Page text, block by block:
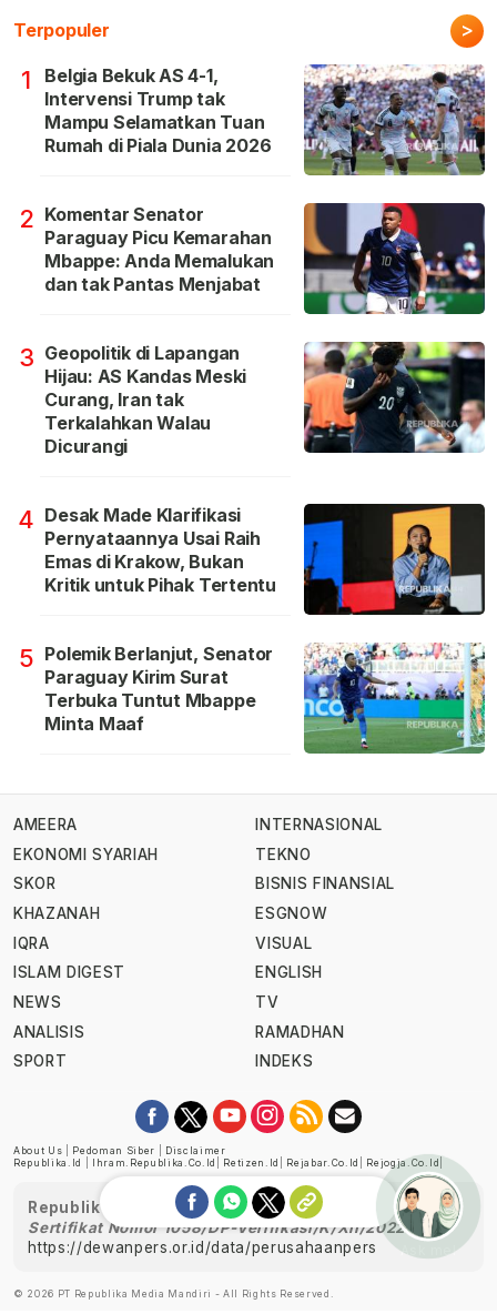
Terpopuler >
1
Belgia Bekuk AS 4-1,
Intervensi Trump tak
Mampu Selamatkan Tuan
Rumah di Piala Dunia 2026
2 Komentar Senator
Paraguay Picu Kemarahan
Mbappe: Anda Memalukan
dan tak Pantas Menjabat
3 Geopolitik di Lapangan
Hijau: AS Kandas Meski
Curang, Iran tak
Terkalahkan Walau
Dicurangi
4 Desak Made Klarifikasi
Pernyataannya Usai Raih
Emas di Krakow, Bukan
Kritik untuk Pihak Tertentu
5 Polemik Berlanjut, Senator
Paraguay Kirim Surat
Terbuka Tuntut Mbappe
Minta Maaf
AMEERA
EKONOMI SYARIAH
SKOR
KHAZANAH
IQRA
ISLAM DIGEST
NEWS
ANALISIS
SPORT
INTERNASIONAL
TEKNO
BISNIS FINANSIAL
ESGNOW
VISUAL
ENGLISH
TV
RAMADHAN
INDEKS
About Us Pedoman Siber
Disclaimer
Republika.id
Ihram.republika.co.id Retizen.id Rejabar.co.id Rejogja.co.id
Republika telah diverifikasi oleh Dewan Pers
Sertifikat Nomor 1058/DP-Verifikasi/K/XII/2022
https://dewanpers.or.id/data/perusahaanpers
© 2026 PT Republika Media Mandiri - All Rights Reserved.
Ask me!